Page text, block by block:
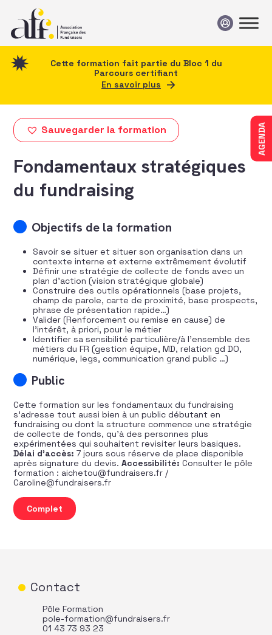
AGENDA
Cette formation fait partie du Bloc 1 du
Parcours certifiant
En savoir plus
Sauvegarder la formation
Fondamentaux stratégiques
du fundraising
Objectifs de la formation
Savoir se situer et situer son organisation dans un
contexte interne et externe extrêmement évolutif
Définir une stratégie de collecte de fonds avec un
plan d’action (vision stratégique globale)
Construire des outils opérationnels (base projets,
champ de parole, carte de proximité, base prospects,
phrase de présentation rapide…)
Valider (Renforcement ou remise en cause) de
l’intérêt, à priori, pour le métier
Identifier sa sensibilité particulière/à l’ensemble des
métiers du FR (gestion équipe, MD, relation gd DO,
numérique, legs, communication grand public …)
Public
Cette formation sur les fondamentaux du fundraising
s’adresse tout aussi bien à un public débutant en
fundraising ou dont la structure commence une stratégie
de collecte de fonds, qu’à des personnes plus
expérimentées qui souhaitent revisiter leurs basiques.
Délai d’accès: 7 jours sous réserve de place disponible
après signature du devis.Accessibilité: Consulter le pôle
formation : aichetou@fundraisers.fr /
Caroline@fundraisers.fr
quantité de Fondamentaux stratégiques du fundraising
Complet
Contact
Pôle Formation
pole-formation@fundraisers.fr
01 43 73 93 23